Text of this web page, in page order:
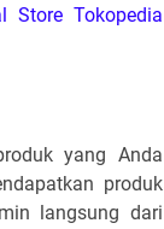
Store Tokopedia
yang Anda
produk
langsung dari